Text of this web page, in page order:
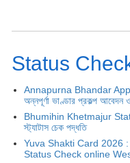
Status
Annapurna Bhandar
অন্নপূর্ণা ভাণ্ডার প্রকল্প আবেদন
Bhumihin Khetmajur
স্ট্যাটাস চেক পদ্ধতি
Yuva Shakti Card 2026 :
Status Check online